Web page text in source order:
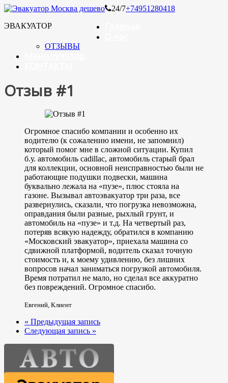
ЭВАКУАТОР
24/7+74951280418
ОТЗЫВЫ
Отзыв #1
Огромное спасибо компании и особенно их
водителю (к сожалению имени, не запомнил)
который помог мне в сложной ситуации. Купил
б.у. автомобиль cadillac, автомобиль старый брал
для коллекции, основной неисправностью были не
работающие подушки подвески, машина
буквально лежала на «пузе», плюс стояла на
газоне. Вызывал автоэвакуатор три раза, все
развернулись, сказали, что погрузка невозможна,
оправдания были разные, рыхлый грунт, и
автомобиль на «пузе» и т.д. На четвертый раз,
потеряв всякую надежду, обратился в компанию
«Московский эвакуатор», приехала машина со
сдвижной платформой, водитель сказал точную
стоимость и, к моему удивлению, без лишних
вопросов начал заниматься погрузкой автомобиля.
Время потратил не мало, но сделал все аккуратно
без повреждений. Огромное спасибо.
Евгений, Клиент
« Предыдущая запись
Следующая запись »